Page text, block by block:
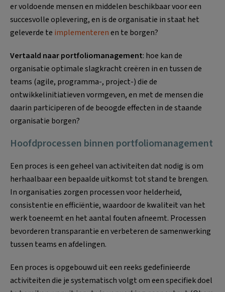
er voldoende mensen en middelen beschikbaar voor een
succesvolle oplevering, en is de organisatie in staat het
geleverde te implementerenen te borgen?
Vertaald naar portfoliomanagement: hoe kan de
organisatie optimale slagkracht creëren in en tussen de
teams (agile, programma-, project-) die de
ontwikkelinitiatieven vormgeven, en met de mensen die
daarin participeren of de beoogde effecten in de staande
organisatie borgen?
Hoofdprocessen binnen portfoliomanagement
Een proces is een geheel van activiteiten dat nodig is om
herhaalbaar een bepaalde uitkomst tot stand te brengen.
In organisaties zorgen processen voor helderheid,
consistentie en efficiëntie, waardoor de kwaliteit van het
werk toeneemt en het aantal fouten afneemt. Processen
bevorderen transparantie en verbeteren de samenwerking
tussen teams en afdelingen.
Een proces is opgebouwd uit een reeks gedefinieerde
activiteiten die je systematisch volgt om een specifiek doel